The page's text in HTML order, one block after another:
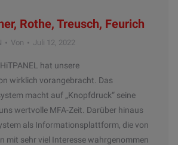
Rothe, Treusch, Feurich
Von Juli 12, 2022
hat unsere
wirklich vorangebracht. Das
macht auf „Knopfdruck“ seine
wertvolle MFA-Zeit. Darüber hinaus
als Informationsplattform, die von
mit sehr viel Interesse wahrgenommen